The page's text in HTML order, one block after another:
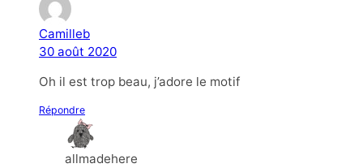
Camilleb
30 août 2020
Oh il est trop beau, j’adore le motif
Répondre
allmadehere